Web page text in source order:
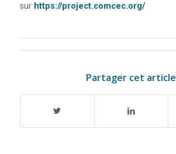
sur https://project.comcec.org/
Partager cet article